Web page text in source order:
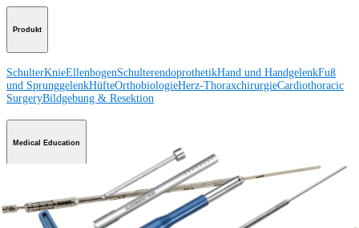
Produkt
SchulterKnieEllenbogenSchulterendoprothetikHand und HandgelenkFuß
und SprunggelenkHüfteOrthobiologieHerz-ThoraxchirurgieCardiothoracic
SurgeryBildgebung & Resektion
Medical Education
KursbeschreibungenSchulungen &
LehrgängeArthroLab™-StandorteUnser klinisches Personal stellt sich
vorOrthoPedia